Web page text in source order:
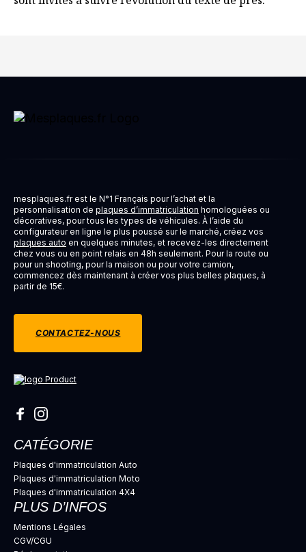
mesplaques.fr est le N°1 Français pour l’achat et la
personnalisation de plaques d’immatriculation homologuées ou
décoratives, pour tous les types de véhicules. À l’aide du
configurateur en ligne le plus poussé sur le marché, créez vos
plaques auto en quelques minutes, et recevez-les directement
chez vous ou en point relais en 48h seulement. Pour la route ou
pour un shooting, pour la maison ou pour votre camion,
commencez dès maintenant à créer vos plus belles plaques, à
partir de 15€.
CONTACTEZ-NOUS
CATÉGORIE
Plaques d'immatriculation Auto
Plaques d'immatriculation Moto
Plaques d'immatriculation 4X4
PLUS D’INFOS
Mentions Légales
CGV/CGU